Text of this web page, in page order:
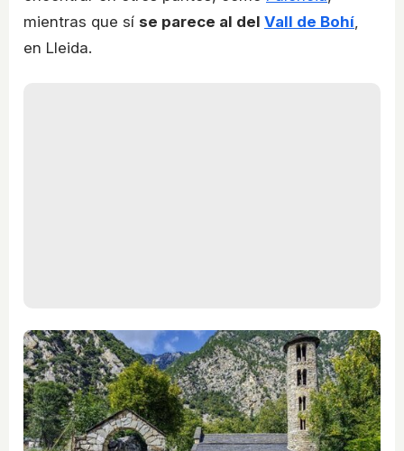
mientras que sí se parece al del Vall de Bohí
en Lleida.